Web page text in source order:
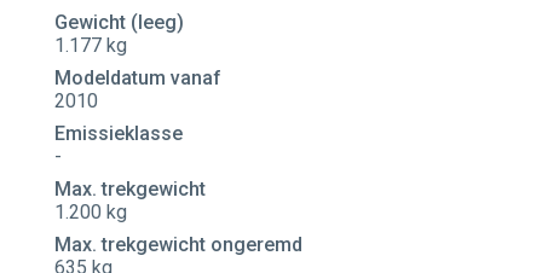
Gewicht (leeg)
1.177 kg
Modeldatum vanaf
2010
Emissieklasse
-
Max. trekgewicht
1.200 kg
Max. trekgewicht ongeremd
635 kg